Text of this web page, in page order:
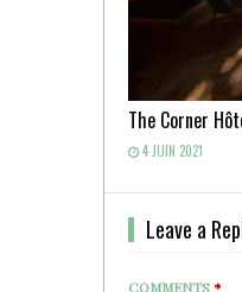
The Corner
4 JUIN 2021
Leave a
COMMENTS*